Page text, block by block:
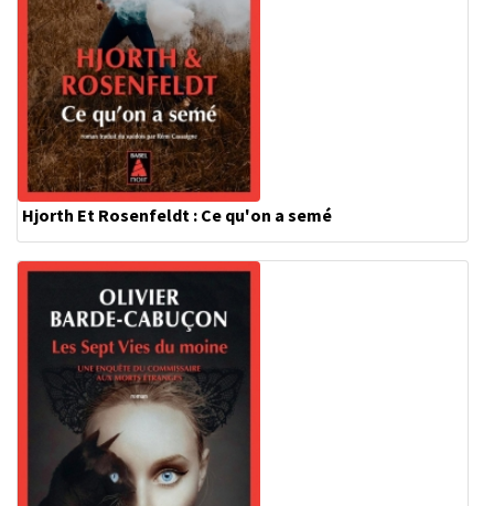
Hjorth Et Rosenfeldt : Ce qu'on a semé